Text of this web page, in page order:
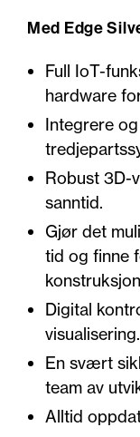
Med Edge
Full IoT-
hardware
Integrere
Robust 3D-
sanntid.
Gjør det
tid og finne
Digital
visualisering.
En svært
team av
Alltid